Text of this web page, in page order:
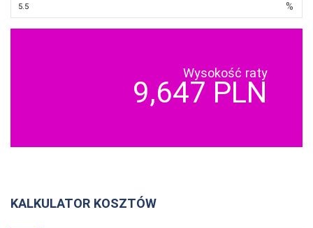
%
Wysokość raty
9,647 PLN
KALKULATOR KOSZTÓW